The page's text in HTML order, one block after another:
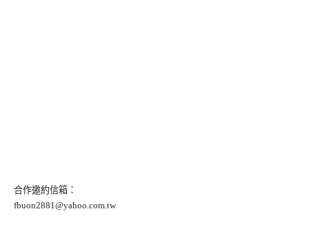
合作邀約信箱：
fbuon2881@yahoo.com.tw